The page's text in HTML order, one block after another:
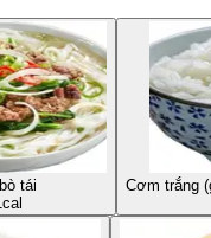
Cơm trắng (gạo nàng